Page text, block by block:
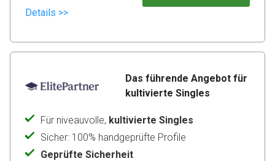
Details >>
Das führende Angebot für
kultivierte Singles
Für niveauvolle, kultivierte Singles
Sicher: 100% handgeprüfte Profile
Geprüfte Sicherheit